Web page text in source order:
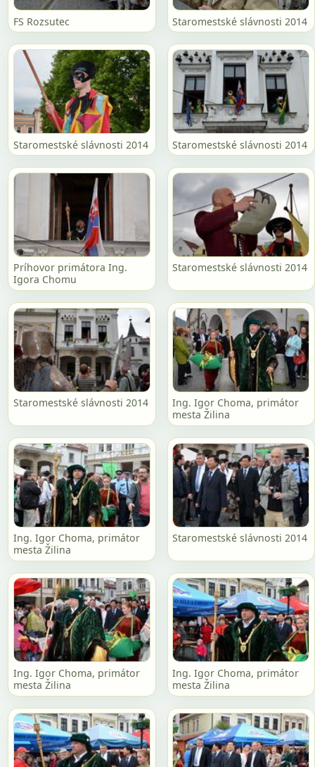
FS Rozsutec Staromestské slávnosti 2014
Staromestské slávnosti 2014 Staromestské slávnosti 2014
Príhovor primátora Ing.
Igora Chomu
Staromestské slávnosti 2014
Staromestské slávnosti 2014
Ing. Igor Choma, primátor
mesta Žilina
Ing. Igor Choma, primátor
mesta Žilina
Staromestské slávnosti 2014
Ing. Igor Choma, primátor
mesta Žilina
Ing. Igor Choma, primátor
mesta Žilina